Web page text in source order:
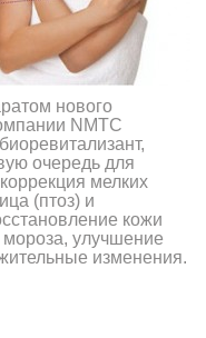
нового
NMTC
очередь для
мелких
(птоз) и
кожи
мороза, улучшение
изменения.